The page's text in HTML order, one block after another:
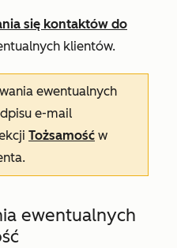
się kontaktów do
klientów.
ewentualnych
e-mail
Tożsamość w
.
ewentualnych